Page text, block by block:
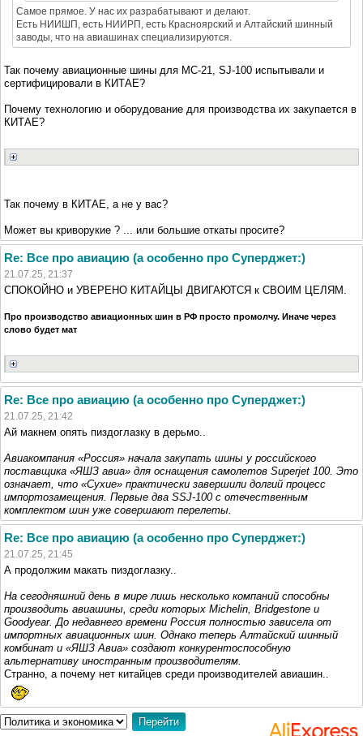
Самое прямое. У нас их разрабатывают и делают.
Есть НИИШП, есть НИИРП, есть Красноярский и Алтайский шинный
заводы, что на авиашинах специализируются.
Так почему авиационные шины для МС-21, SJ-100 испытывали и
сертифицировали в КИТАЕ?
Почему технологию и оборудование для производства их закупается в
КИТАЕ?
Так почему в КИТАЕ, а не у вас?
Может вы криворукие ? ... или большие откаты просите?
Re: Все про авиацию (а особенно про Суперджет:)
21.07.25, 21:37
СПОКОЙНО и УВЕРЕНО КИТАЙЦЫ ДВИГАЮТСЯ к СВОИМ ЦЕЛЯМ.
Про производство авиационных шин в РФ просто промолчу. Иначе через
слово будет мат
Re: Все про авиацию (а особенно про Суперджет:)
21.07.25, 21:42
Ай макнем опять пиздоглазку в дерьмо..
Авиакомпания «Россия» начала закупать шины у российского
поставщика «ЯШЗ авиа» для оснащения самолетов Superjet 100. Это
означает, что «Сухие» практически завершили долгий процесс
импортозамещения. Первые два SSJ-100 с отечественным
комплектом шин уже совершают перелеты.
Re: Все про авиацию (а особенно про Суперджет:)
21.07.25, 21:45
А продолжим макать пиздоглазку..
На сегодняшний день в мире лишь несколько компаний способны
производить авиашины, среди которых Michelin, Bridgestone и
Goodyear. До недавнего времени Россия полностью зависела от
импортных авиационных шин. Однако теперь Алтайский шинный
комбинат и «ЯШЗ Авиа» создают конкурентоспособную
альтернативу иностранным производителям.
Странно, а почему нет китайцев среди производителей авиашин..